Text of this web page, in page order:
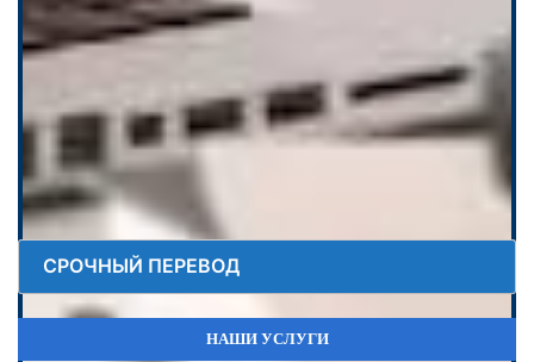
СРОЧНЫЙ ПЕРЕВОД
НАШИ УСЛУГИ